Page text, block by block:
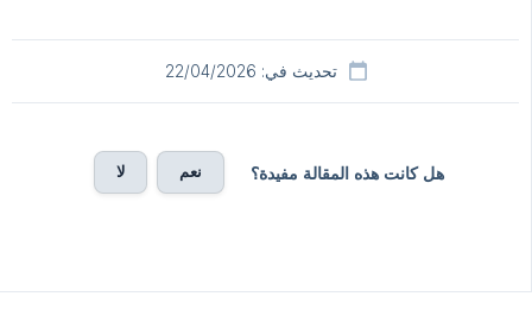
تحديث في: 22/04/2026
هل كانت هذه المقالة مفيدة؟ نعم لا